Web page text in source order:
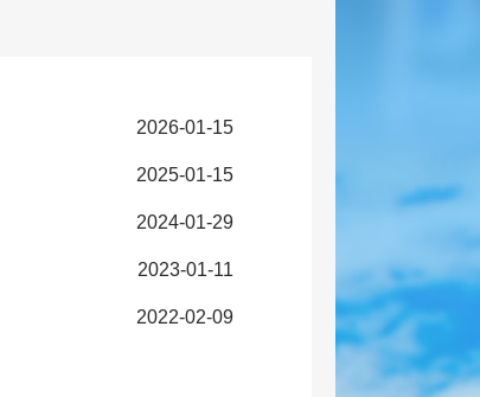
2026-01-15
2025-01-15
2024-01-29
2023-01-11
2022-02-09